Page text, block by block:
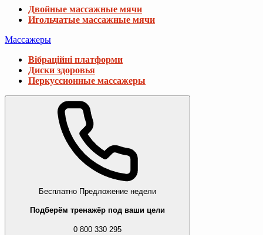
Двойные массажные мячи
Игольчатые массажные мячи
Массажеры
Вібраційні платформи
Диски здоровья
Перкуссионные массажеры
Бесплатно Предложение недели
Подберём тренажёр под ваши цели
0 800 330 295